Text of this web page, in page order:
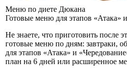
Меню по диете Дюкана
Готовые меню для этапов «Атака»
Не знаете, что приготовить после
готовые меню по дням: завтраки,
для этапов «Атака» и
план на 6 дней или расширенное